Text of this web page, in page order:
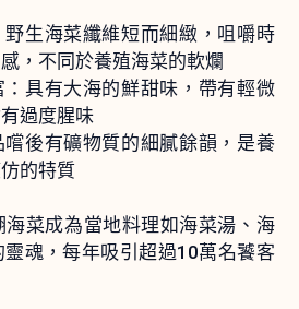
生海菜纖維短而細緻，咀嚼時
，不同於養殖海菜的軟爛
具有大海的鮮甜味，帶有輕微
過度腥味
後有礦物質的細膩餘韻，是養
的特質
菜成為當地料理如海菜湯、海
魂，每年吸引超過10萬名饕客